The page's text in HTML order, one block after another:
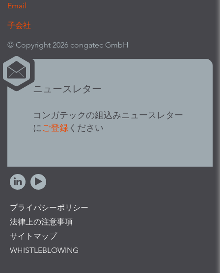
Email
子会社
© Copyright 2026 congatec GmbH
ニュースレター
コンガテックの組込みニュースレター
にご登録 ください
プライバシーポリシー
法律上の注意事項
サイトマップ
WHISTLEBLOWING